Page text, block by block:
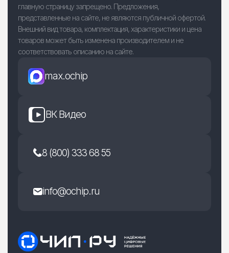
главную страницу запрещено. Предложения,
представленные на сайте, не являются публичной офертой.
Внешний вид товара, комплектация, характеристики и цена
товаров может быть изменена производителем и не
соответствовать описанию на сайте.
max.ochip
ВК Видео
8 (800) 333 68 55
info@ochip.ru